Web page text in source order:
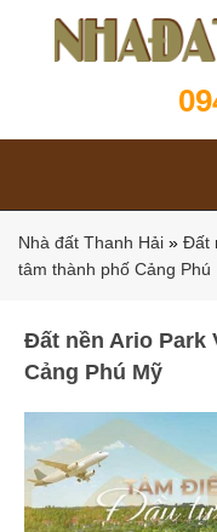
Nhà đất Thanh Hải » Đất
tâm thành phố Cảng Phú
Đất nền Ario Park
Cảng Phú Mỹ